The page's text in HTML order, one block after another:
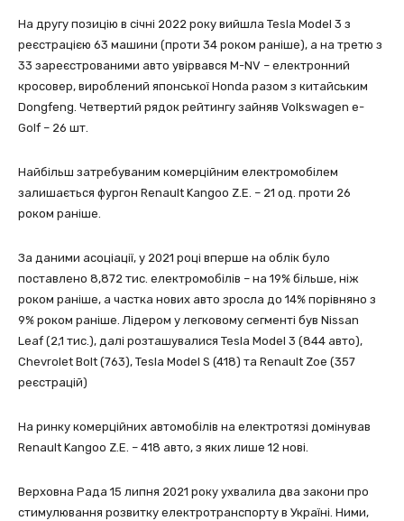
На другу позицію в січні 2022 року вийшла Tesla Model 3 з
реєстрацією 63 машини (проти 34 роком раніше), а на третю з
33 зареєстрованими авто увірвався M-NV – електронний
кросовер, вироблений японської Honda разом з китайським
Dongfeng. Четвертий рядок рейтингу зайняв Volkswagen e-
Golf – 26 шт.
Найбільш затребуваним комерційним електромобілем
залишається фургон Renault Kangoo Z.E. – 21 од. проти 26
роком раніше.
За даними асоціації, у 2021 році вперше на облік було
поставлено 8,872 тис. електромобілів – на 19% більше, ніж
роком раніше, а частка нових авто зросла до 14% порівняно з
9% роком раніше. Лідером у легковому сегменті був Nissan
Leaf (2,1 тис.), далі розташувалися Tesla Model 3 (844 авто),
Chevrolet Bolt (763), Tesla Model S (418) та Renault Zoe (357
реєстрацій)
На ринку комерційних автомобілів на електротязі домінував
Renault Kangoo Z.E. – 418 авто, з яких лише 12 нові.
Верховна Рада 15 липня 2021 року ухвалила два закони про
стимулювання розвитку електротранспорту в Україні. Ними,